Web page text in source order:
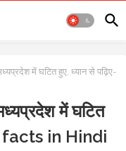
में घटित हुए, ध्यान से पढ़िए-
में घटित
facts in Hindi